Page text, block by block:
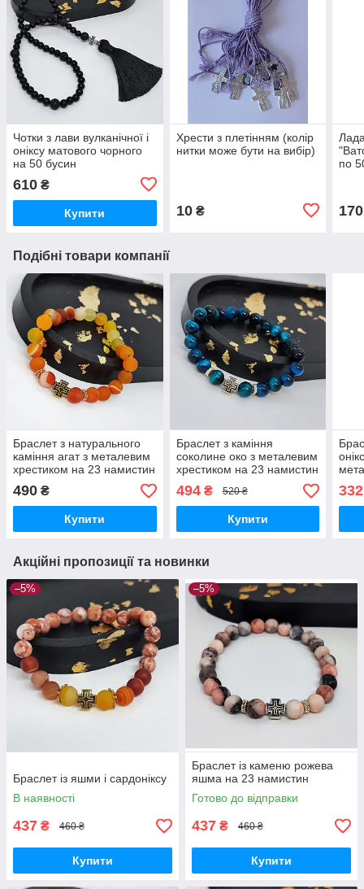
Чотки з лави вулканічної і
оніксу матового чорного
на 50 бусин
610 ₴
Купити
Хрести з плетінням (колір
нитки може бути на вибір)
10₴
по
170
Подібні товари компанії
Браслет з натурального
каміння агат з металевим
хрестиком на 23 намистин
490 ₴
Купити
Браслет з каміння
соколине око з металевим
хрестиком на 23 намистин
494₴ 520 ₴
Купити
23
Акційні пропозиції та новинки
–5%
Браслет із яшми і сардоніксу
В наявності
437 ₴ 460 ₴
Купити
–5%
Браслет із каменю рожева
яшма на 23 намистин
Готово до відправки
437 ₴ 460 ₴
Купити